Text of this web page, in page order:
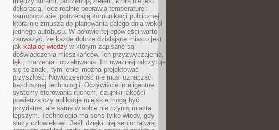
dekoracją, lecz realnie poprawia temperaturę i
samopoczucie, potrzebują komunikacji publicznej,
która nie zmusza do planowania całego dnia wokół
jednego autobusu. W połowie tej opowieści warto
zauważyć, że każde dobrze działające miasto jest
jak katalog wiedzy w którym zapisane są
doświadczenia mieszkańców, ich przyzwyczajenia,
lęki, marzenia i oczekiwania. Im uważniej odczytuje
się te znaki, tym lepiej można projektować
przyszłość. Nowoczesność nie musi oznaczać
bezdusznej technologii. Oczywiście inteligentne
systemy sterowania ruchem, czujniki jakości
powietrza czy aplikacje miejskie mogą być
przydatne, ale same w sobie nie czynią miasta
lepszym. Technologia ma sens tylko wtedy, gdy
służy człowiekowi. Jeśli dzięki niej senior łatwiej